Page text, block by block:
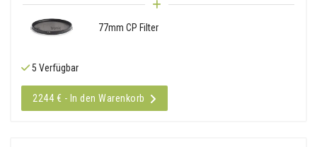
77mm CP Filter
5 Verfügbar
2244 € - In den Warenkorb